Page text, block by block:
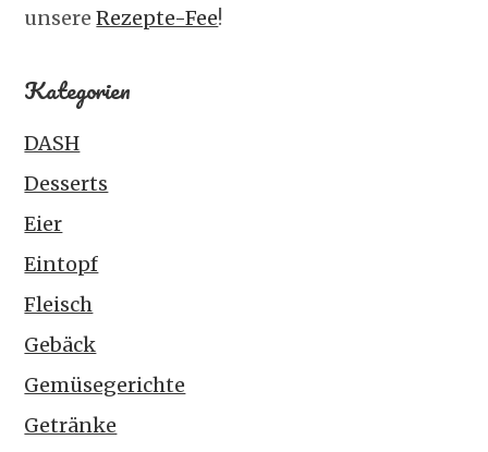
unsereRezepte-Fee!
Kategorien
DASH
Desserts
Eier
Eintopf
Fleisch
Gebäck
Gemüsegerichte
Getränke